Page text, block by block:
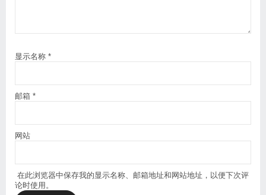
显示名称 *
邮箱 *
网站
在此浏览器中保存我的显示名称、邮箱地址和网站地址，以便下次评
论时使用。